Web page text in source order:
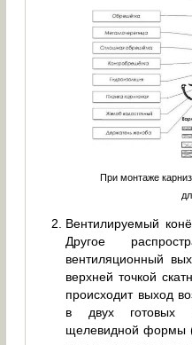
При монтаже
Вентилируемый
Другое
вентиляционный
верхней точкой
происходит выход
в двух готовых
щелевидной формы